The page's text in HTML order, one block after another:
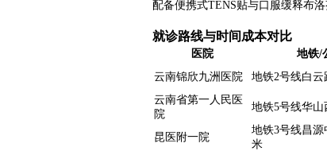
配备便携式TENS贴与口服缓释布
就诊路线与时间成本对比
医院 地铁/
云南锦欣九洲医院
地铁2号线白云
云南省第一人民医
院
地铁5号线华山
昆医附一院
地铁3号线昌源
米